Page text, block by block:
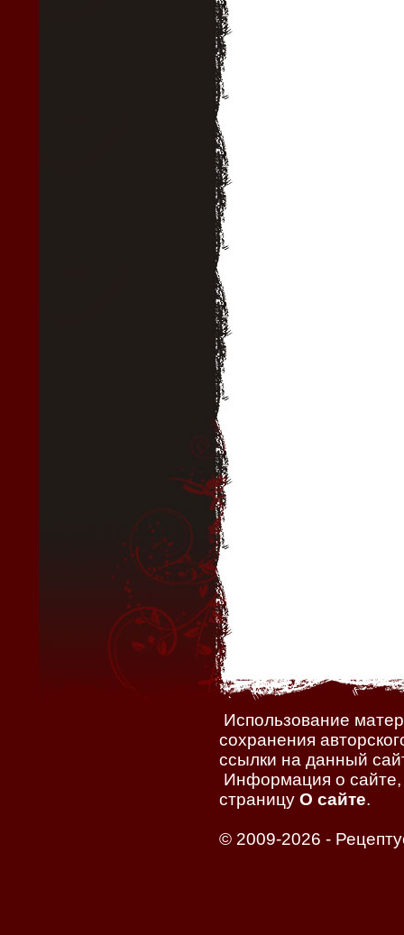
Использование
сохранения
ссылки на данный
Информация о сайте,
страницу О сайте.
© 2009-2026 -